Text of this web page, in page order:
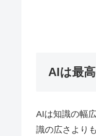
AIは最
AIは知識の幅
識の広さより